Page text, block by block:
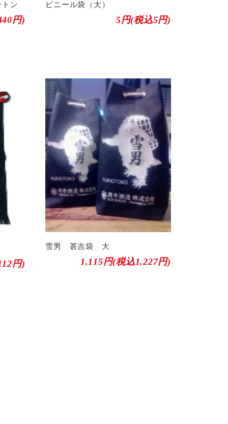
ン
円)
ビニール袋（大）
5円(税込5円)
円)
雪男 甚吉袋 大
1,115円(税込1,227円)